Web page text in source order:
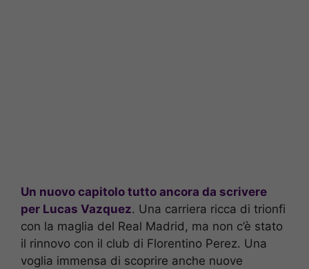
Un nuovo capitolo tutto ancora da scrivere
per Lucas Vazquez. Una carriera ricca di trionfi
con la maglia del Real Madrid, ma non c’è stato
il rinnovo con il club di Florentino Perez. Una
voglia immensa di scoprire anche nuove